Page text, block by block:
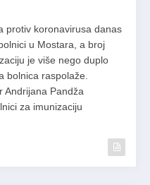
protiv koronavirusa danas
u Mostara, a broj
je više nego duplo
bolnica raspolaže.
Andrijana Pandža
za imunizaciju